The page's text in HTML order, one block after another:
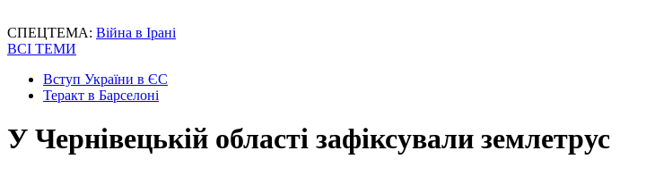
СПЕЦТЕМА: Війна в Ірані
ВСІ ТЕМИ
Вступ України в ЄС
Теракт в Барселоні
У Чернівецькій області зафіксували землетрус